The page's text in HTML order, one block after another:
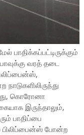
பாதிக்கப்பட்டிருக்கும்
வரத் தடை
கொரோனா
இருந்தாலும்,
பாதிப்பை
பிலிப்பைன்ஸ் போன்ற